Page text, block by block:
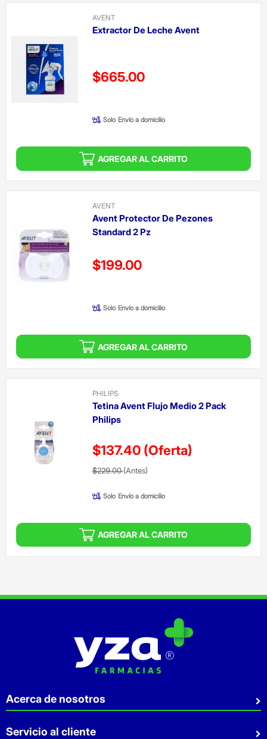
AVENT
Extractor De Leche Avent
Precio reducido de
$665.00
Solo Envío a domicilio
AGREGAR AL CARRITO
AVENT
Avent Protector De Pezones
Standard 2 Pz
Precio reducido de
$199.00
Solo Envío a domicilio
AGREGAR AL CARRITO
PHILIPS
Tetina Avent Flujo Medio 2 Pack
Philips
$137.40 (Oferta)
Precio reducido de
$229.00(Antes)(Oferta)
Solo Envío a domicilio
AGREGAR AL CARRITO
Acerca de nosotros
Quiénes somos
Servicio al cliente